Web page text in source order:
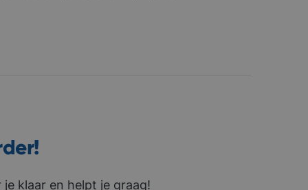
klaar en helpt je graag!